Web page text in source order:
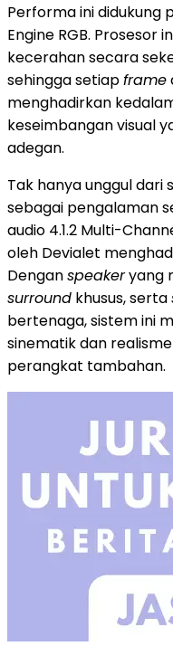
Performa ini didukung
Engine RGB. Prosesor
kecerahan secara
sehingga setiapframe
menghadirkan
keseimbangan visual
adegan.
Tak hanya unggul dari
sebagai pengalaman
audio 4.1.2 Multi-
oleh Devialet
Denganspeakeryang
surround khusus, serta
bertenaga, sistem ini
sinematik dan
perangkat tambahan.